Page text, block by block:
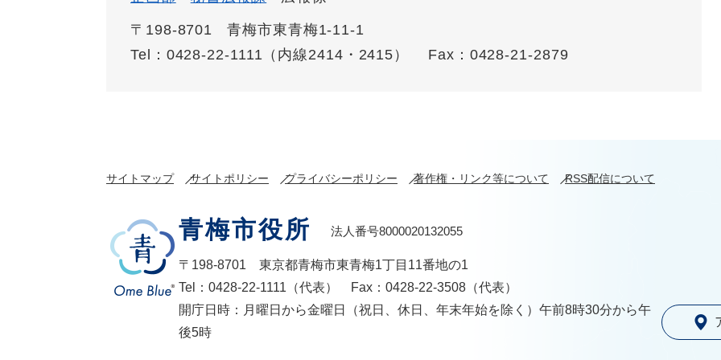
〒198-8701
青梅市東青梅1-11-1
Tel：0428-22-1111（内線2414・2415）
Fax：0428-21-2879
サイトマップ サイトポリシー プライバシーポリシー 著作権・リンク等について RSS配信について
青梅市役所 法人番号8000020132055
〒198-8701 東京都青梅市東青梅1丁目11番地の1
Tel：0428-22-1111（代表） Fax：0428-22-3508（代表）
開庁日時：月曜日から金曜日（祝日、休日、年末年始を除く）午前8時30分から午
後5時